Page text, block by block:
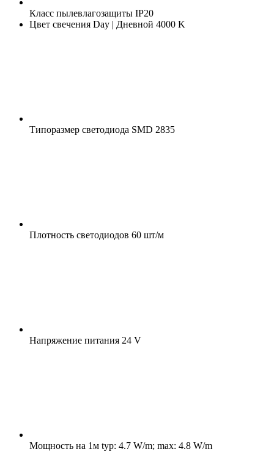
Класс пылевлагозащиты IP20
Цвет свечения Day | Дневной 4000 K
Типоразмер светодиода SMD 2835
Плотность светодиодов 60 шт/м
Напряжение питания 24 V
Мощность на 1м typ: 4.7 W/m; max: 4.8 W/m